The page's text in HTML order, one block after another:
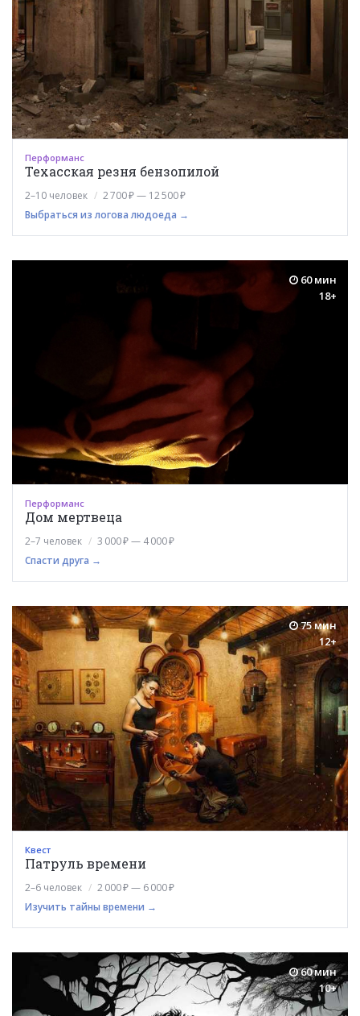
Перформанс
Техасская резня бензопилой
2–10 человек
2 700 ₽ — 12 500 ₽
Выбраться из логова людоеда →
60 мин
18+
Перформанс
Дом мертвеца
2–7 человек
3 000 ₽ — 4 000 ₽
Спасти друга →
75 мин
12+
Квест
Патруль времени
2–6 человек
2 000 ₽ — 6 000 ₽
Изучить тайны времени →
60 мин
10+